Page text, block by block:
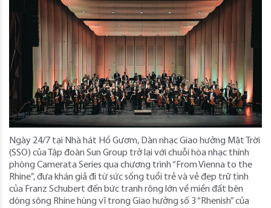
Ngày 24/7 tại Nhà hát Hồ Gươm, Dàn nhạc Giao hưởng Mặt Trời
(SSO) của Tập đoàn Sun Group trở lại với chuỗi hòa nhạc thính
phòng Camerata Series qua chương trình “From Vienna to the
Rhine”, đưa khán giả đi từ sức sống tuổi trẻ và vẻ đẹp trữ tình
của Franz Schubert đến bức tranh rộng lớn về miền đất bên
dòng sông Rhine hùng vĩ trong Giao hưởng số 3 “Rhenish” của